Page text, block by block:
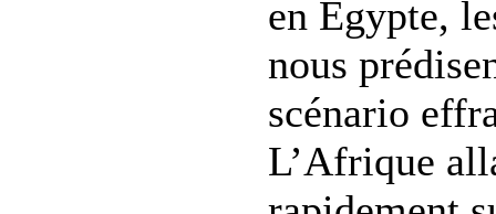
en Égypte,
nous
scénario
L’Afrique